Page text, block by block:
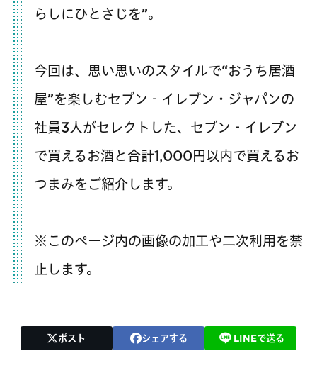
らしにひとさじを”。
今回は、思い思いのスタイルで“おうち居酒
屋”を楽しむセブン‐イレブン・ジャパンの
社員3人がセレクトした、セブン‐イレブン
で買えるお酒と合計1,000円以内で買えるお
つまみをご紹介します。
※このページ内の画像の加工や二次利用を禁
止します。
ポスト シェアする LINEで送る